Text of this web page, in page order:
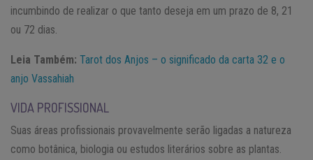
incumbindo de realizar o que tanto deseja em um prazo de 8, 21
ou 72 dias.
Leia Também: Tarot dos Anjos – o significado da carta 32 e o
anjo Vassahiah
VIDA PROFISSIONAL
Suas áreas profissionais provavelmente serão ligadas a natureza
como botânica, biologia ou estudos literários sobre as plantas.